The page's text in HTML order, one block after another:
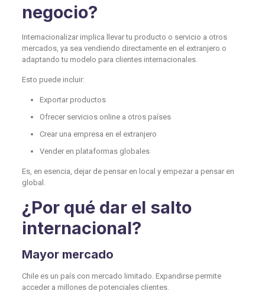
negocio?
Internacionalizar implica llevar tu producto o servicio a otros
mercados, ya sea vendiendo directamente en el extranjero o
adaptando tu modelo para clientes internacionales.
Esto puede incluir:
Exportar productos
Ofrecer servicios online a otros países
Crear una empresa en el extranjero
Vender en plataformas globales
Es, en esencia, dejar de pensar en local y empezar a pensar en
global.
¿Por qué dar el salto
internacional?
Mayor mercado
Chile es un país con mercado limitado. Expandirse permite
acceder a millones de potenciales clientes.